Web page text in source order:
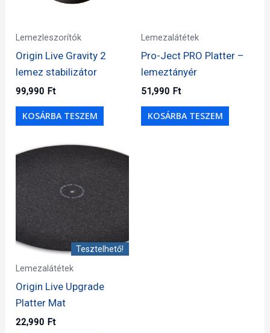
Lemezleszorítók
Origin Live Gravity 2
lemez stabilizátor
99,990 Ft
KOSÁRBA TESZEM
Lemezalátétek
Pro-Ject PRO Platter –
lemeztányér
51,990 Ft
KOSÁRBA TESZEM
Tesztelhető!
Lemezalátétek
Origin Live Upgrade
Platter Mat
22,990 Ft